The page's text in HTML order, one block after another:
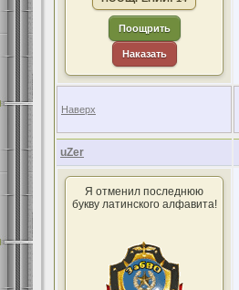
Поощрить
Наказать
Наверх
uZer
Я отменил последнюю
букву латинского алфавита!